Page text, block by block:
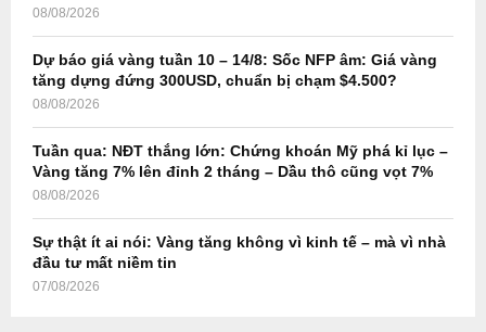
08/08/2026
Dự báo giá vàng tuần 10 – 14/8: Sốc NFP âm: Giá vàng
tăng dựng đứng 300USD, chuẩn bị chạm $4.500?
08/08/2026
Tuần qua: NĐT thắng lớn: Chứng khoán Mỹ phá kỉ lục –
Vàng tăng 7% lên đỉnh 2 tháng – Dầu thô cũng vọt 7%
08/08/2026
Sự thật ít ai nói: Vàng tăng không vì kinh tế – mà vì nhà
đầu tư mất niềm tin
07/08/2026